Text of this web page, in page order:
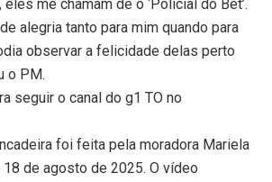
me chamam de o ‘Policial do Bet’.
alegria tanto para mim quando para
observar a felicidade delas perto
o PM.
seguir o canal do g1 TO no
foi feita pela moradora Mariela
18 de agosto de 2025. O vídeo